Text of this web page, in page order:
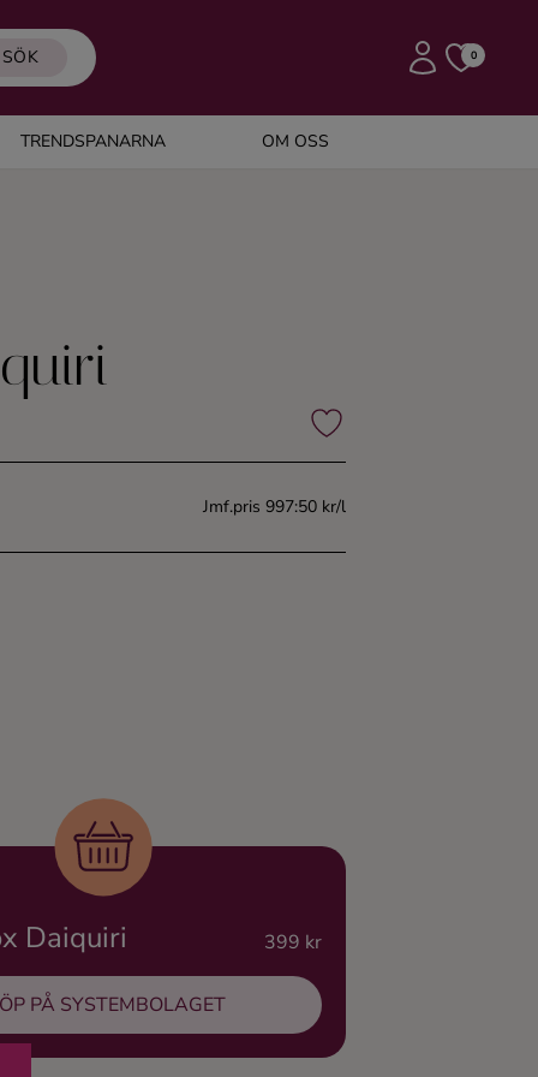
SÖK 0
TRENDSPANARNA OM OSS
Jmf.pris 997:50 kr/l
Daiquiri 399 kr
PÅ SYSTEMBOLAGET